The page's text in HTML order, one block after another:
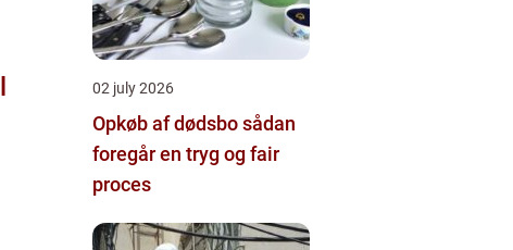
02 july 2026
Opkøb af dødsbo sådan
foregår en tryg og fair
proces